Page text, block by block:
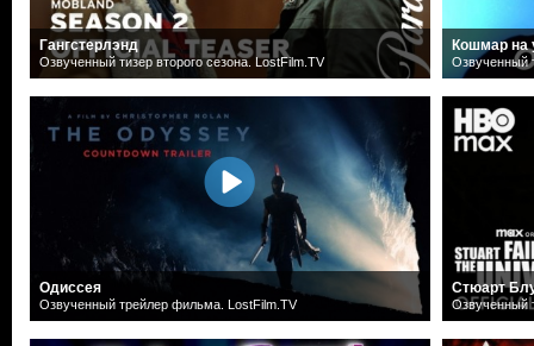
Гангстерлэнд
Озвученный тизер второго сезона. LostFilm.TV
Одиссея
Озвученный трейлер фильма. LostFilm.TV
Кошмар на
Озвученный
Стюарт
Озвученный